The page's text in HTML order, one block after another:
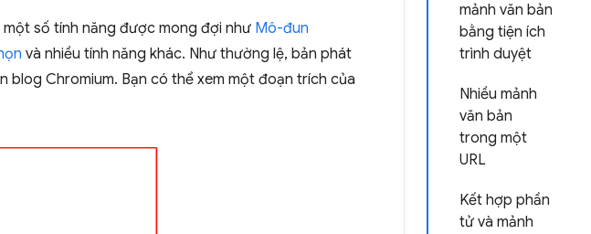
mảnh văn bản
bằng tiện ích
trình duyệt
Nhiều mảnh
văn bản
trong một
URL
Kết hợp phần
tử và mảnh
số tính năng được mong đợi như Mô-đun
và nhiều tính năng khác. Như thường lệ, bản phát
blog Chromium. Bạn có thể xem một đoạn trích của